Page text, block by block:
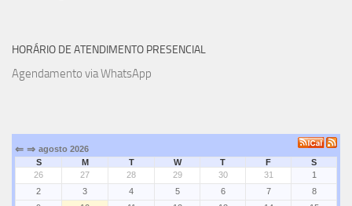
HORÁRIO DE ATENDIMENTO PRESENCIAL
Agendamento via WhatsApp
⇐ ⇒ agosto 2026
S
M T W T F
S
26
27 28 29 30 31
1
2
3 4 5 6 7
8